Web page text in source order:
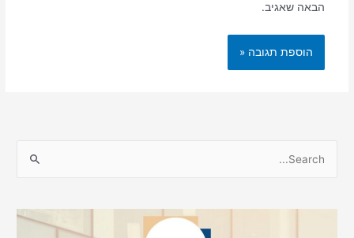
הבאה שאגיב.